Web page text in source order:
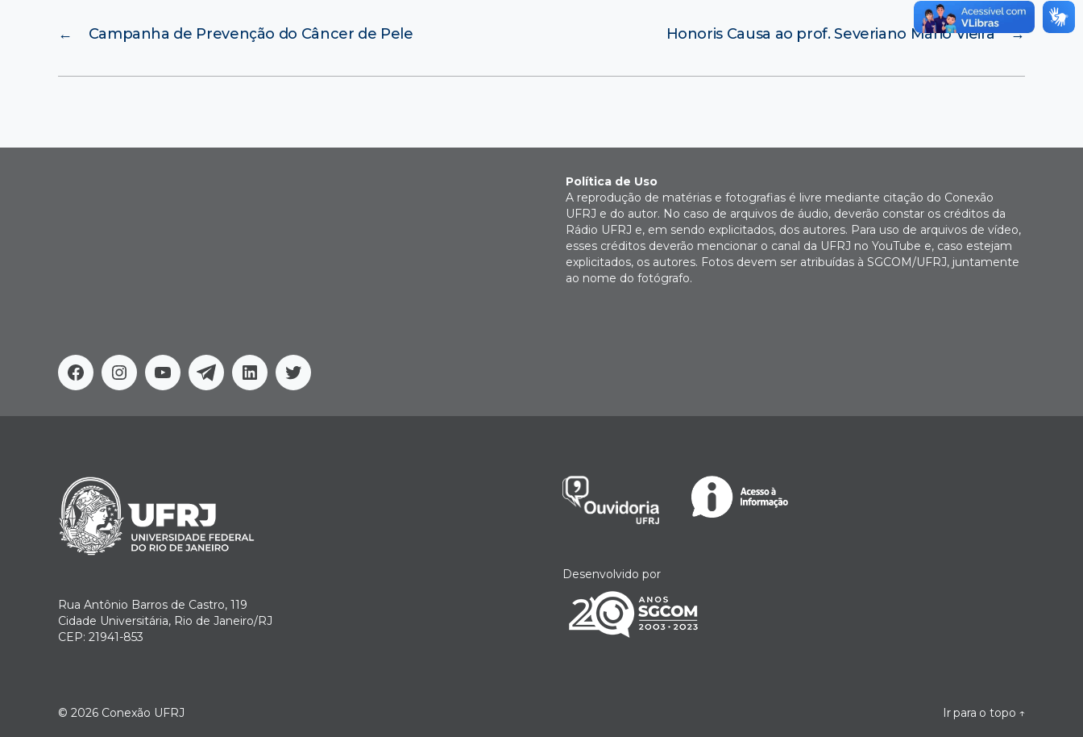
← Campanha de Prevenção do Câncer de Pele →
Honoris Causa ao prof. Severiano Mário Vieira
FacebookInstagram
YoutubeTelegramLinkedinTwitter
Política de Uso
A reprodução de matérias e fotografias é livre mediante citação do Conexão
UFRJ e do autor. No caso de arquivos de áudio, deverão constar os créditos da
Rádio UFRJ e, em sendo explicitados, dos autores. Para uso de arquivos de vídeo,
esses créditos deverão mencionar o canal da UFRJ no YouTube e, caso estejam
explicitados, os autores. Fotos devem ser atribuídas à SGCOM/UFRJ, juntamente
ao nome do fotógrafo.
Rua Antônio Barros de Castro, 119
Cidade Universitária, Rio de Janeiro/RJ
CEP: 21941-853
Desenvolvido por
© 2026 Conexão UFRJ Ir para o topo ↑